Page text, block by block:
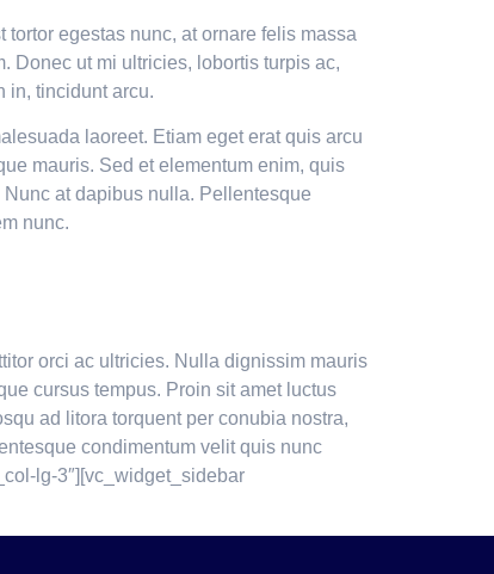
egestas nunc, at ornare felis massa
Donec ut mi ultricies, lobortis turpis ac,
in, tincidunt arcu.
laoreet. Etiam eget erat quis arcu
mauris. Sed et elementum enim, quis
at dapibus nulla. Pellentesque
nunc.
orci ac ultricies. Nulla dignissim mauris
cursus tempus. Proin sit amet luctus
ad litora torquent per conubia nostra,
condimentum velit quis nunc
lg-3″][vc_widget_sidebar